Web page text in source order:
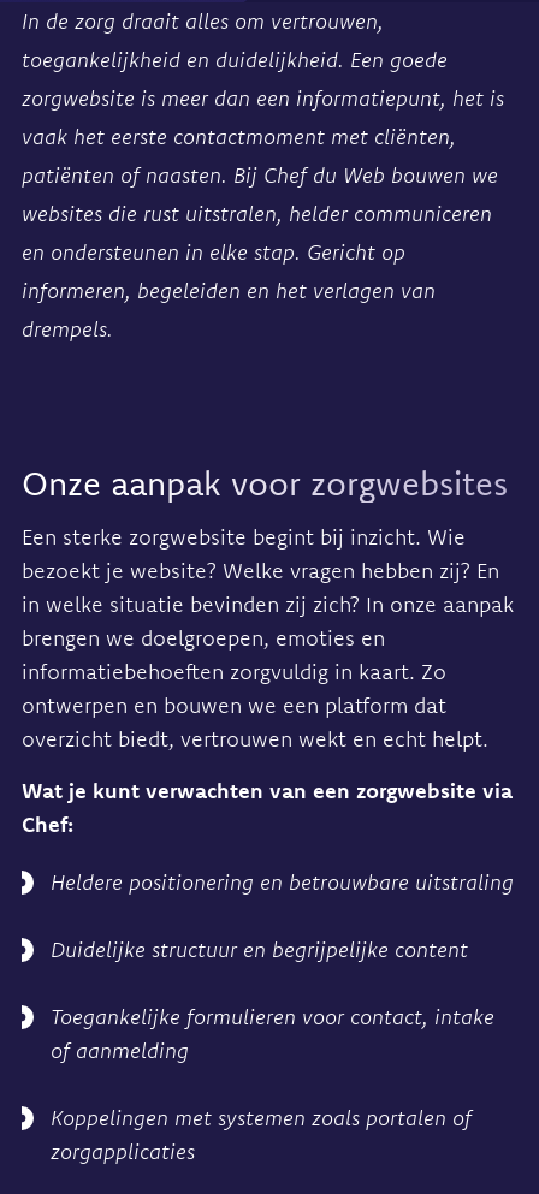
In de zorg draait alles om vertrouwen,
toegankelijkheid en duidelijkheid. Een goede
zorgwebsite is meer dan een informatiepunt, het is
vaak het eerste contactmoment met cliënten,
patiënten of naasten. Bij Chef du Web bouwen we
websites die rust uitstralen, helder communiceren
en ondersteunen in elke stap. Gericht op
informeren, begeleiden en het verlagen van
drempels.
Onze aanpak voor zorgwebsites
Een sterke zorgwebsite begint bij inzicht. Wie
bezoekt je website? Welke vragen hebben zij? En
in welke situatie bevinden zij zich? In onze aanpak
brengen we doelgroepen, emoties en
informatiebehoeften zorgvuldig in kaart. Zo
ontwerpen en bouwen we een platform dat
overzicht biedt, vertrouwen wekt en echt helpt.
Wat je kunt verwachten van een zorgwebsite via
Chef:
Heldere positionering en betrouwbare uitstraling
Duidelijke structuur en begrijpelijke content
Toegankelijke formulieren voor contact, intake
of aanmelding
Koppelingen met systemen zoals portalen of
zorgapplicaties